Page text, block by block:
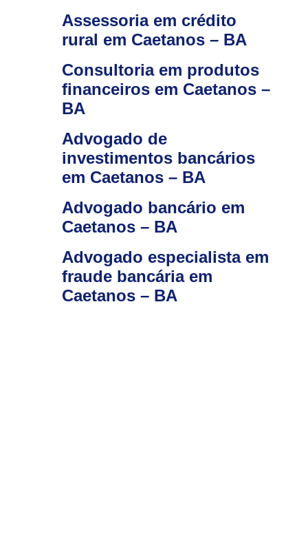
Assessoria em crédito
rural em Caetanos – BA
Consultoria em produtos
financeiros em Caetanos –
BA
Advogado de
investimentos bancários
em Caetanos – BA
Advogado bancário em
Caetanos – BA
Advogado especialista em
fraude bancária em
Caetanos – BA